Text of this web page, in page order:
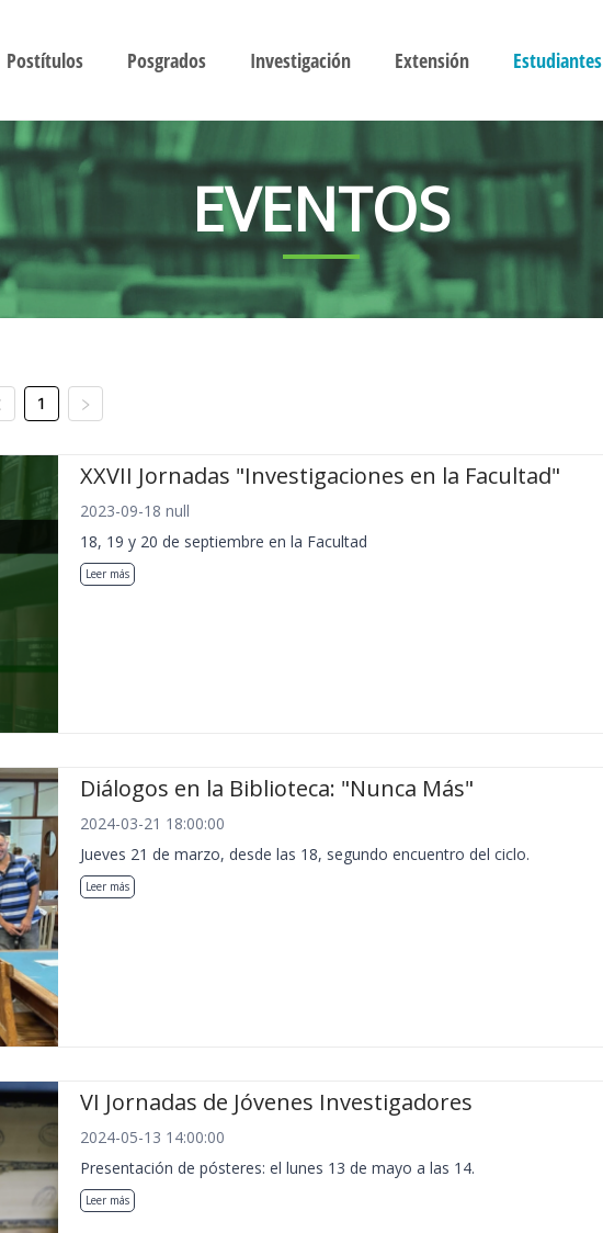
Postítulos Posgrados Investigación Extensión Estudiantes
EVENTOS
1
XXVII Jornadas "Investigaciones en la Facultad"
2023-09-18 null
18, 19 y 20 de septiembre en la Facultad
Leer más
Diálogos en la Biblioteca: "Nunca Más"
2024-03-21 18:00:00
Jueves 21 de marzo, desde las 18, segundo encuentro del ciclo.
Leer más
VI Jornadas de Jóvenes Investigadores
2024-05-13 14:00:00
Presentación de pósteres: el lunes 13 de mayo a las 14.
Leer más